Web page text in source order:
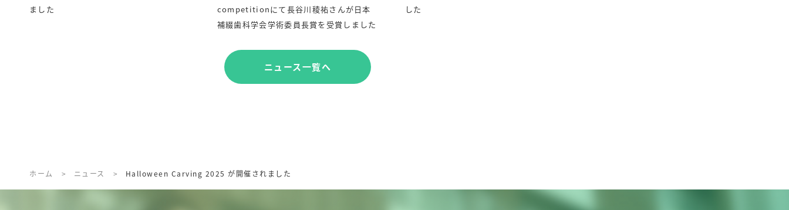
ました
competitionにて長谷川稜祐さんが日本
補綴歯科学会学術委員長賞を受賞しました
した
ニュース一覧へ
ホーム > ニュース > Halloween Carving 2025 が開催されました